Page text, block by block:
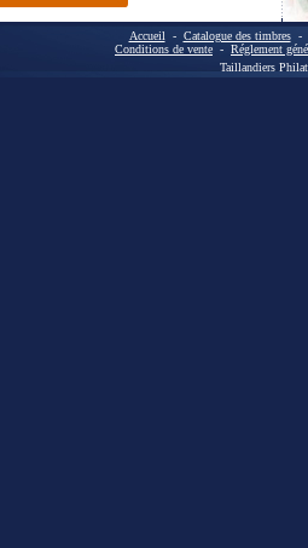
Accueil - Catalogue des timbres-
Conditions de vente - Réglement
Taillandiers